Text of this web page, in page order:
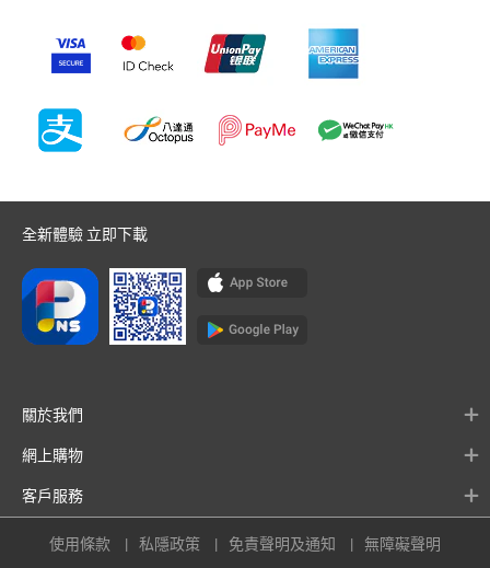
全新體驗 立即下載
關於我們
網上購物
客戶服務
使用條款 私隱政策 免責聲明及通知 無障礙聲明